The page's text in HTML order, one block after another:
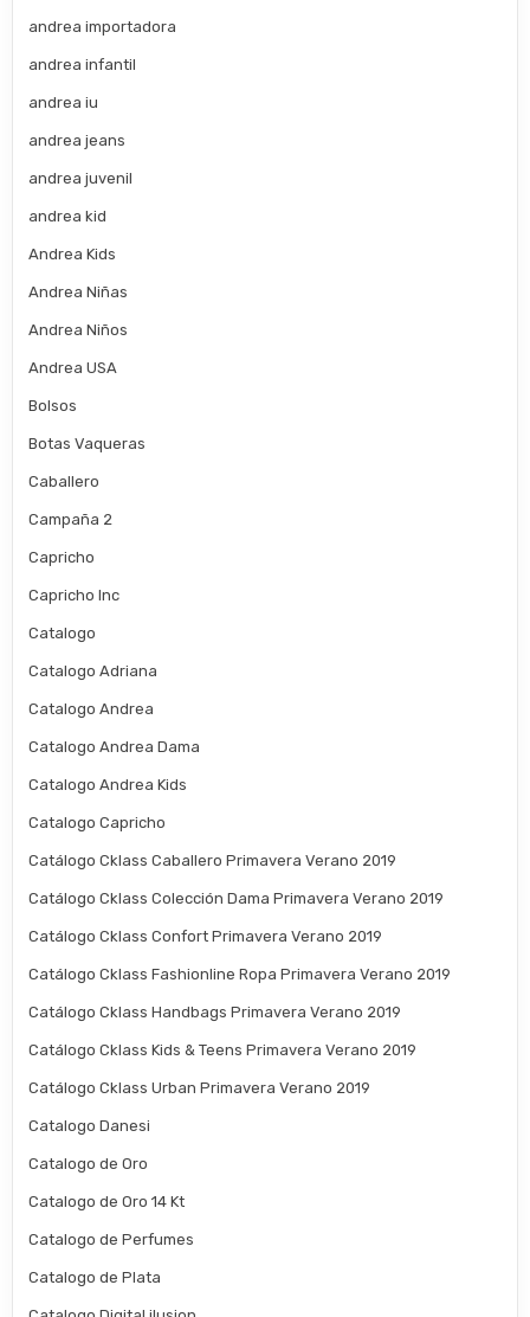
andrea importadora
andrea infantil
andrea iu
andrea jeans
andrea juvenil
andrea kid
Andrea Kids
Andrea Niñas
Andrea Niños
Andrea USA
Bolsos
Botas Vaqueras
Caballero
Campaña 2
Capricho
Capricho Inc
Catalogo
Catalogo Adriana
Catalogo Andrea
Catalogo Andrea Dama
Catalogo Andrea Kids
Catalogo Capricho
Catálogo Cklass Caballero Primavera Verano 2019
Catálogo Cklass Colección Dama Primavera Verano 2019
Catálogo Cklass Confort Primavera Verano 2019
Catálogo Cklass Fashionline Ropa Primavera Verano 2019
Catálogo Cklass Handbags Primavera Verano 2019
Catálogo Cklass Kids & Teens Primavera Verano 2019
Catálogo Cklass Urban Primavera Verano 2019
Catalogo Danesi
Catalogo de Oro
Catalogo de Oro 14 Kt
Catalogo de Perfumes
Catalogo de Plata